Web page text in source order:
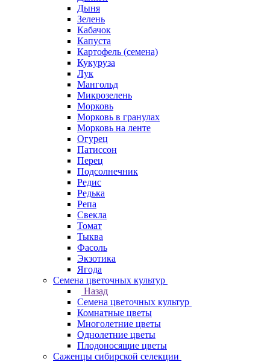
Дыня
Зелень
Кабачок
Капуста
Картофель (семена)
Кукуруза
Лук
Мангольд
Микрозелень
Морковь
Морковь в гранулах
Морковь на ленте
Огурец
Патиссон
Перец
Подсолнечник
Редис
Редька
Репа
Свекла
Томат
Тыква
Фасоль
Экзотика
Ягода
Семена цветочных культур
Назад
Семена цветочных культур
Комнатные цветы
Многолетние цветы
Однолетние цветы
Плодоносящие цветы
Саженцы сибирской селекции